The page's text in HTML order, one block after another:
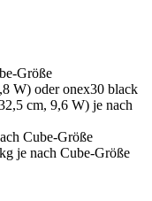
Größe
W) oder onex30 black
cm, 9,6 W) je nach
Cube-Größe
je nach Cube-Größe